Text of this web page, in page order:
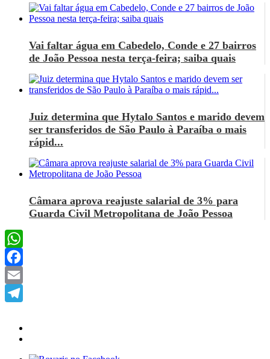
Vai faltar água em Cabedelo, Conde e 27 bairros
de João Pessoa nesta terça-feira; saiba quais
Juiz determina que Hytalo Santos e marido devem
ser transferidos de São Paulo à Paraíba o mais
rápid...
Câmara aprova reajuste salarial de 3% para
Guarda Civil Metropolitana de João Pessoa
WhatsApp
Facebook
Email